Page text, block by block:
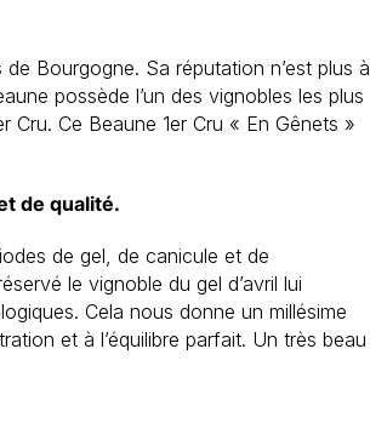
Bourgogne. Sa réputation n’est plus à
possède l’un des vignobles les plus
Ce Beaune 1er Cru « En Gênets »
de qualité.
de gel, de canicule et de
le vignoble du gel d’avril lui
Cela nous donne un millésime
et à l’équilibre parfait. Un très beau